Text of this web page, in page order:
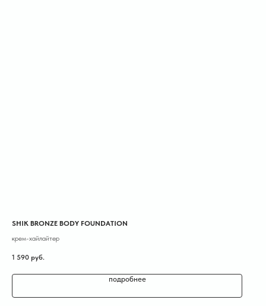
SHIK BRONZE BODY FOUNDATION
крем-хайлайтер
1 590 руб.
подробнее